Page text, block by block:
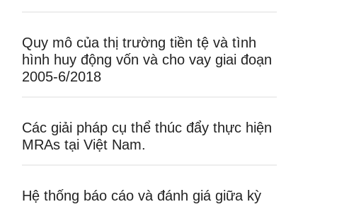
Quy mô của thị trường tiền tệ và tình
hình huy động vốn và cho vay giai đoạn
2005-6/2018
Các giải pháp cụ thể thúc đẩy thực hiện
MRAs tại Việt Nam.
Hệ thống báo cáo và đánh giá giữa kỳ